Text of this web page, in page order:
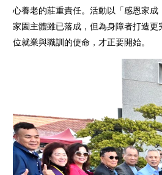
心養老的莊重責任。活動以「感恩家
家園主體雖已落成，但為身障者打造
位就業與職訓的使命，才正要開始。